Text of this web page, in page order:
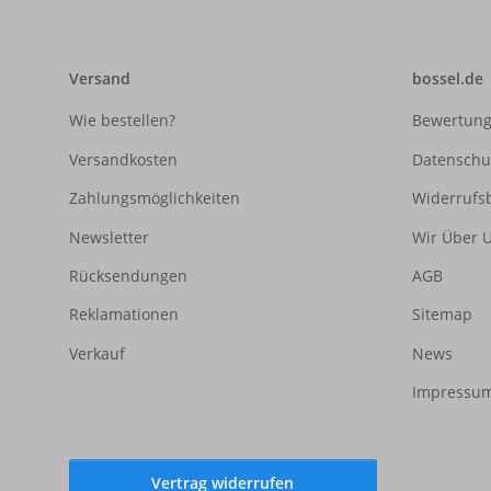
Versand
Wie bestellen?
Versandkosten
Zahlungsmöglichkeiten
Newsletter
Rücksendungen
Reklamationen
Verkauf
bossel.de
Wir Über
AGB
Sitemap
News
Vertrag widerrufen